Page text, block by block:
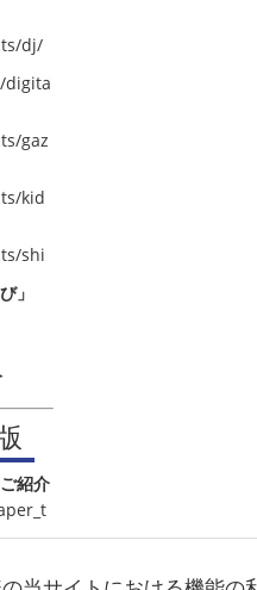
dj/
digita
gaz
kid
shi
」
紹介